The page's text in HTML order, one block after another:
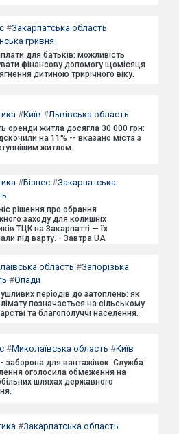
#Закарпатська область
гривня
для батьків: можливість
фінансову допомогу щомісяця
дитиною трирічного віку.
#Київ #Львівська область
оренди житла досягла 30 000 грн:
на 11% -- вказано міста з
житлом.
#Бізнес #Закарпатська
рішення про обрання
заходу для колишніх
ТЦК на Закарпатті — їх
під варту. - Завтра.UA
область #Запорізька
#Опади
періодів до затоплень: як
позначається на сільському
та благополуччі населення.
#Миколаївська область #Київ
заборона для вантажівок: Служба
оголосила обмеження на
шляхах державного
#Закарпатська область